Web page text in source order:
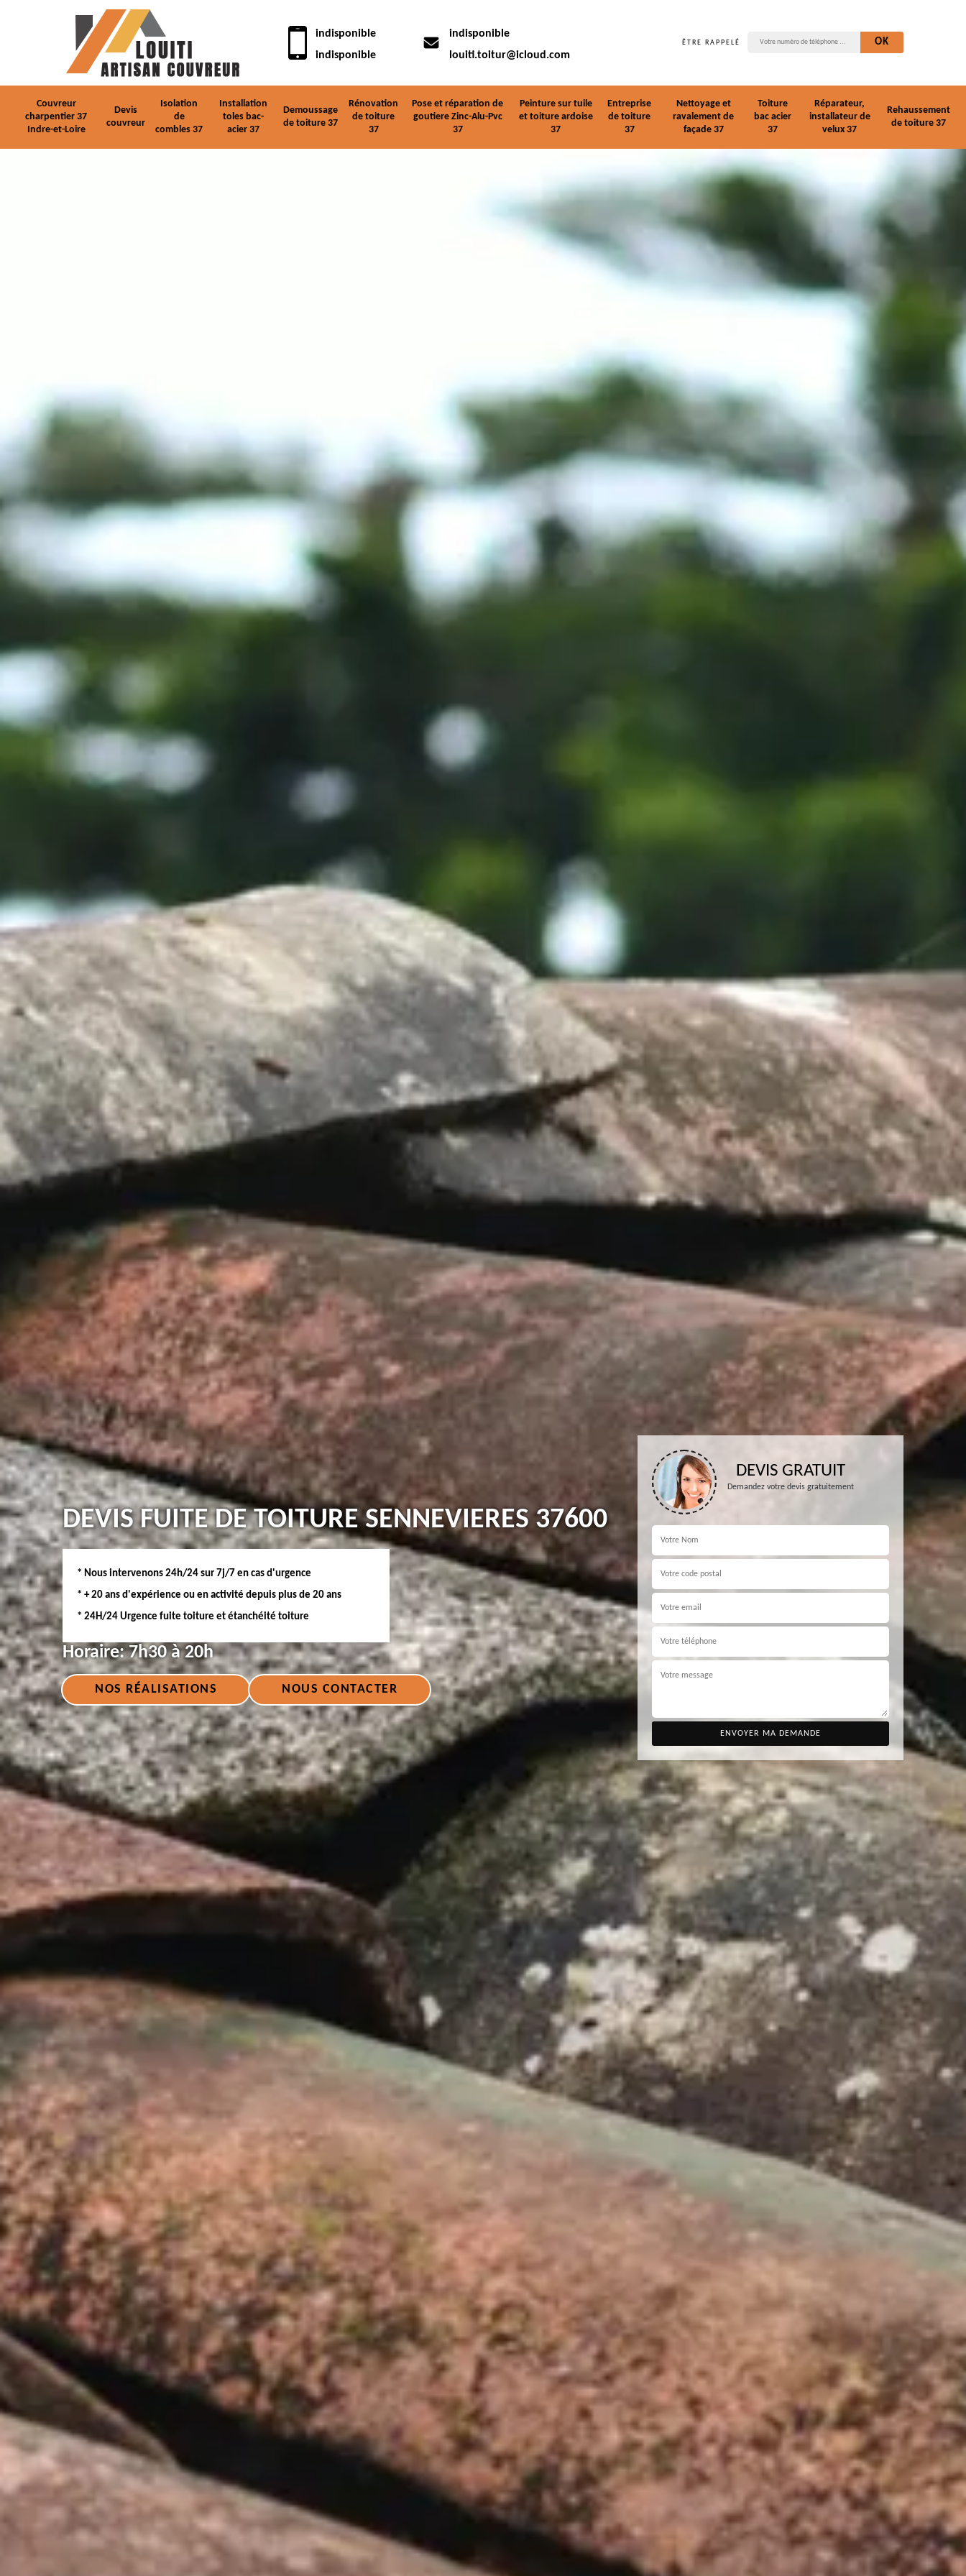
indisponible
indisponible
indisponible
louiti.toitur@icloud.com
ÊTRE RAPPELÉ
Couvreur
charpentier 37
Indre-et-Loire
Devis
couvreur
Isolation
de
combles 37
Installation
toles bac-
acier 37
Demoussage
de toiture 37
Rénovation
de toiture
37
Pose et réparation de
goutiere Zinc-Alu-Pvc
37
Peinture sur tuile
et toiture ardoise
37
Entreprise
de toiture
37
Nettoyage et
ravalement de
façade 37
Toiture
bac acier
37
Réparateur,
installateur de
velux 37
Rehaussement
de toiture 37
DEVIS FUITE DE TOITURE SENNEVIERES 37600
* Nous intervenons 24h/24 sur 7j/7 en cas d'urgence
* + 20 ans d'expérience ou en activité depuis plus de 20 ans
* 24H/24 Urgence fuite toiture et étanchéité toiture
Horaire:7h30 à 20h
NOS RÉALISATIONS NOUS CONTACTER
DEVIS GRATUIT
Demandez votre devis gratuitement